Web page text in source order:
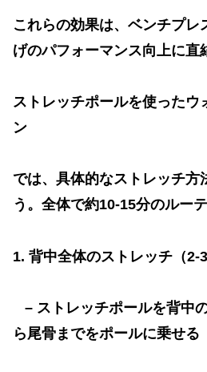
これらの効果は、ベンチプレ
げのパフォーマンス向上に直
ストレッチポールを使ったウ
ン
では、具体的なストレッチ方
う。全体で約10-15分のルー
1. 背中全体のストレッチ（2-3
– ストレッチポールを背中
ら尾骨までをポールに乗せる